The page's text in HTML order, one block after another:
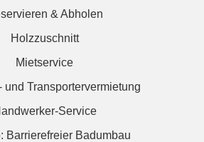
& Abholen
Holzzuschnitt
Mietservice
und Transportervermietung
Service
Barrierefreier Badumbau